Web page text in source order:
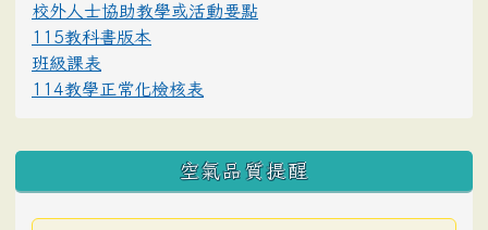
校外人士協助教學或活動要點
115教科書版本
班級課表
114教學正常化檢核表
空氣品質提醒